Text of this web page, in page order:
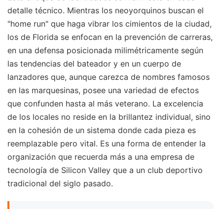
detalle técnico. Mientras los neoyorquinos buscan el
"home run" que haga vibrar los cimientos de la ciudad,
los de Florida se enfocan en la prevención de carreras,
en una defensa posicionada milimétricamente según
las tendencias del bateador y en un cuerpo de
lanzadores que, aunque carezca de nombres famosos
en las marquesinas, posee una variedad de efectos
que confunden hasta al más veterano. La excelencia
de los locales no reside en la brillantez individual, sino
en la cohesión de un sistema donde cada pieza es
reemplazable pero vital. Es una forma de entender la
organización que recuerda más a una empresa de
tecnología de Silicon Valley que a un club deportivo
tradicional del siglo pasado.